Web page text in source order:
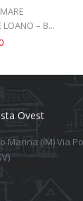
LOANO – B...
Ovest
Marina (IM) Via